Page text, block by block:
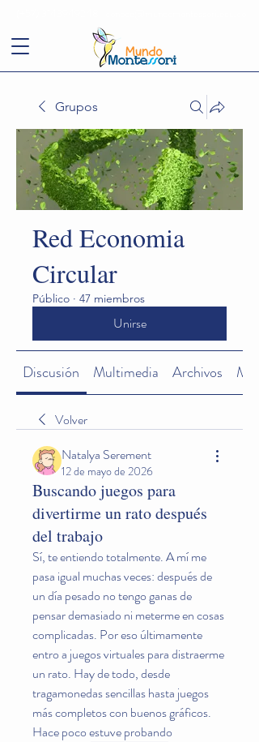
Grupos
Red Economia
Circular
Público · 47 miembros
Unirse
Discusión Multimedia Archivos
Volver
Natalya Serement
12 de mayo de 2026
Buscando juegos para
divertirme un rato después
del trabajo
Sí, te entiendo totalmente. A mí me
pasa igual muchas veces: después de
un día pesado no tengo ganas de
pensar demasiado ni meterme en cosas
complicadas. Por eso últimamente
entro a juegos virtuales para distraerme
un rato. Hay de todo, desde
tragamonedas sencillas hasta juegos
más completos con buenos gráficos.
Hace poco estuve probando